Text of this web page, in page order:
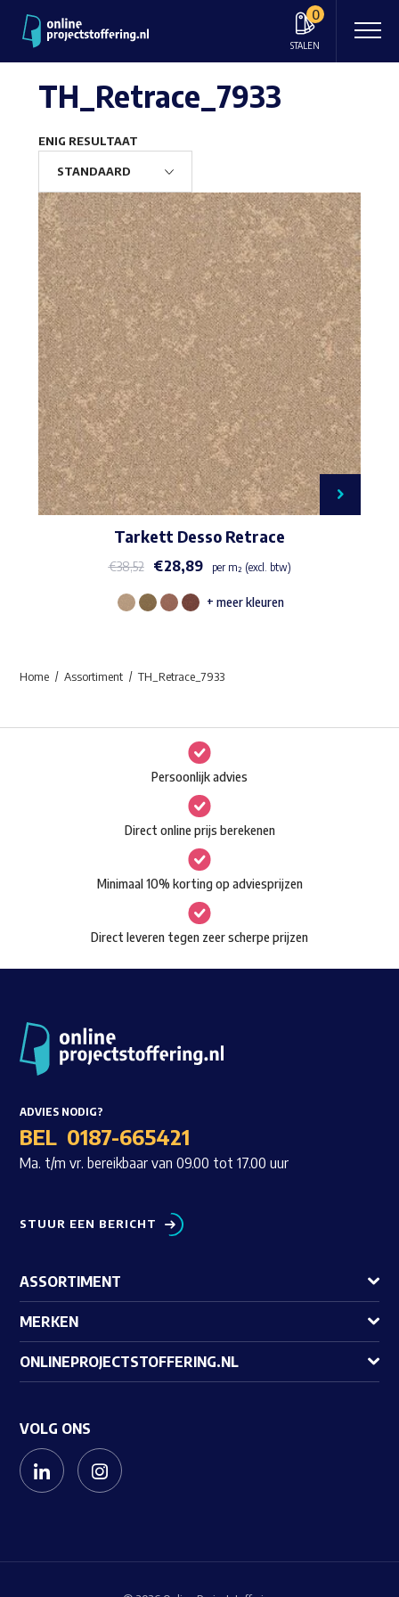
0
STALEN
Waar ben je naar op zoek?
TH_Retrace_7933
ENIG RESULTAAT
Tarkett Desso Retrace
€38,52 €28,89 per m² (excl. btw)
Dit
Deze
optie
kan
gekozen
worden
op
de
productpagina
+ meer kleuren
Home Assortiment TH_Retrace_7933
Persoonlijk advies
Direct online prijs berekenen
Minimaal 10% korting op adviesprijzen
Direct leveren tegen zeer scherpe prijzen
ADVIES NODIG?
BEL 0187-665421
Ma. t/m vr. bereikbaar van 09.00 tot 17.00 uur
STUUR EEN BERICHT
ASSORTIMENT
MERKEN
ONLINEPROJECTSTOFFERING.NL
VOLG ONS